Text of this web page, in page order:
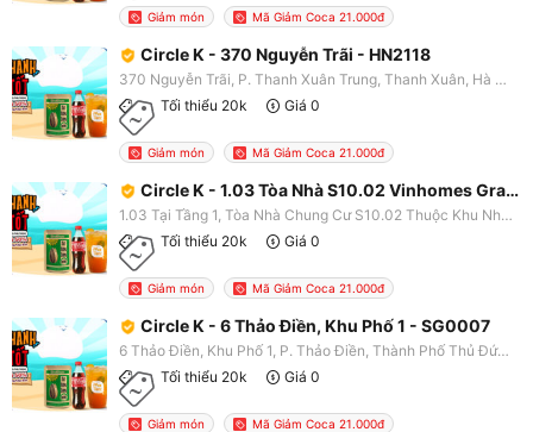
Giảm món Mã Giảm Coca 21.000đ
Circle K - 370 Nguyễn Trãi - HN2118
370 Nguyễn Trãi, P. Thanh Xuân Trung, Thanh Xuân, Hà Nội
Tối thiểu 20k
Giá 0
Giảm món Mã Giảm Coca 21.000đ
Circle K - 1.03 Tòa Nhà S10.02 Vinhomes Grand Park - SG0326
1.03 Tại Tầng 1, Tòa Nhà Chung Cư S10.02 Thuộc Khu Nhà Ở Cao Tầng - Dự Án Khu Dân Cư Và Công Viên Phước Thiện Tại Số 88 Đường Phước Thiện, Khu Phố Phước Thiện, P. Long Bình, Thành Phố Thủ Đức, TP. HCM
Tối thiểu 20k
Giá 0
Giảm món Mã Giảm Coca 21.000đ
Circle K - 6 Thảo Điền, Khu Phố 1 - SG0007
6 Thảo Điền, Khu Phố 1, P. Thảo Điền, Thành Phố Thủ Đức, TP. HCM
Tối thiểu 20k
Giá 0
Giảm món Mã Giảm Coca 21.000đ